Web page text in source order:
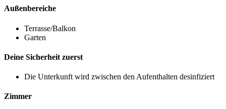
Außenbereiche
Terrasse/Balkon
Garten
Deine Sicherheit zuerst
Die Unterkunft wird zwischen den Aufenthalten desinfiziert
Zimmer